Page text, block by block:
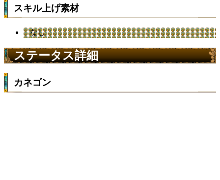
スキル上げ素材
なし
ステータス詳細
カネゴン